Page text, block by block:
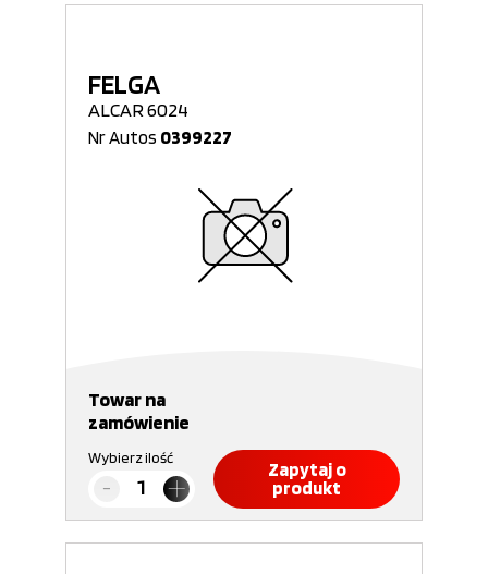
FELGA
ALCAR 6024
Nr Autos 0399227
Towar na
zamówienie
Wybierz ilość
Zapytaj o
produkt